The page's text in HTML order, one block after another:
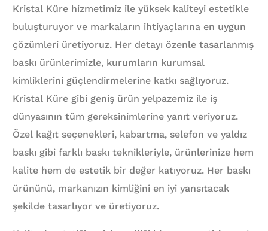
Kristal Küre hizmetimiz ile yüksek kaliteyi estetikle
buluşturuyor ve markaların ihtiyaçlarına en uygun
çözümleri üretiyoruz. Her detayı özenle tasarlanmış
baskı ürünlerimizle, kurumların kurumsal
kimliklerini güçlendirmelerine katkı sağlıyoruz.
Kristal Küre gibi geniş ürün yelpazemiz ile iş
dünyasının tüm gereksinimlerine yanıt veriyoruz.
Özel kağıt seçenekleri, kabartma, selefon ve yaldız
baskı gibi farklı baskı teknikleriyle, ürünlerinize hem
kalite hem de estetik bir değer katıyoruz. Her baskı
ürününü, markanızın kimliğini en iyi yansıtacak
şekilde tasarlıyor ve üretiyoruz.